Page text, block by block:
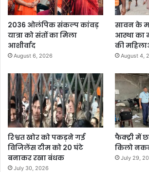
2036 ओलंपिक संकल्प कांवड़
यात्रा को संतों का मिला
आशीर्वाद
August 6, 2026
सावन के
आस्था का
की
August 4,
रिश्वत खोर को पकड़ने गई
विजिलेंस टीम को 20 घंटे
बनाकर रखा बंधक
July 30, 2026
फैक्ट्री में
किलो
July 29,